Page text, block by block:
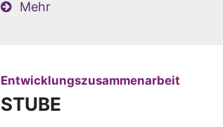
Mehr
Entwicklungszusammenarbeit
STUBE